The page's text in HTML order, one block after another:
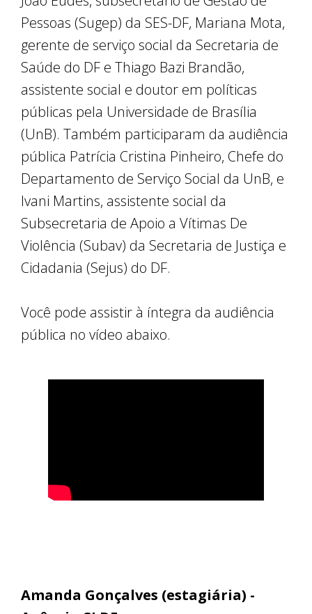
Pessoas (Sugep) da SES-DF, Mariana Mota,
gerente de serviço social da Secretaria de
Saúde do DF e Thiago Bazi Brandão,
assistente social e doutor em políticas
públicas pela Universidade de Brasília
(UnB). Também participaram da audiência
pública Patrícia Cristina Pinheiro, Chefe do
Departamento de Serviço Social da UnB, e
Ivani Martins, assistente social da
Subsecretaria de Apoio a Vítimas De
Violência (Subav) da Secretaria de Justiça e
Cidadania (Sejus) do DF.
Você pode assistir à íntegra da audiência
pública no vídeo abaixo.
Amanda Gonçalves (estagiária) -